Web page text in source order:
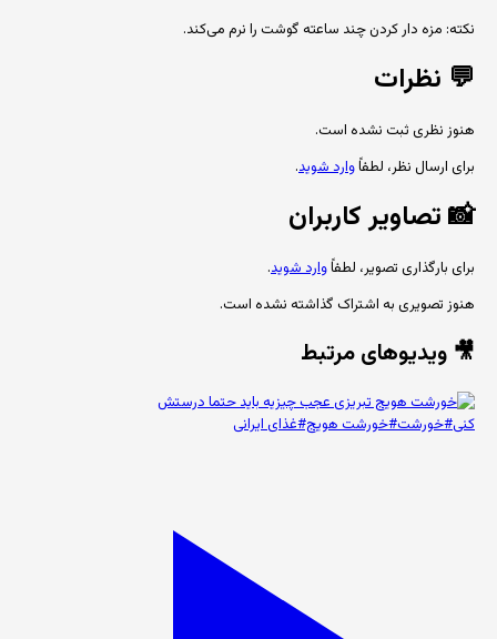
نکته: مزه دار کردن چند ساعته گوشت را نرم می‌کند.
💬 نظرات
هنوز نظری ثبت نشده است.
برای ارسال نظر، لطفاًوارد شوید.
📸تصاویر کاربران
برای بارگذاری تصویر، لطفاًوارد شوید.
هنوز تصویری به اشتراک گذاشته نشده است.
🎥 ویدیوهای مرتبط